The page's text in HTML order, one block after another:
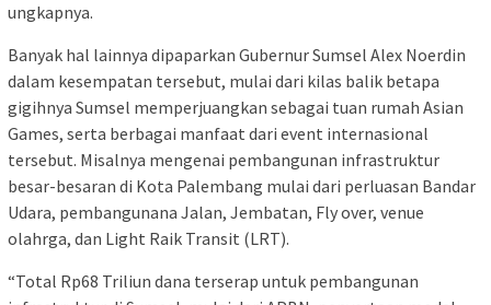
ungkapnya.
Banyak hal lainnya dipaparkan Gubernur Sumsel Alex Noerdin
dalam kesempatan tersebut, mulai dari kilas balik betapa
gigihnya Sumsel memperjuangkan sebagai tuan rumah Asian
Games, serta berbagai manfaat dari event internasional
tersebut. Misalnya mengenai pembangunan infrastruktur
besar-besaran di Kota Palembang mulai dari perluasan Bandar
Udara, pembangunana Jalan, Jembatan, Fly over, venue
olahrga, dan Light Raik Transit (LRT).
“Total Rp68 Triliun dana terserap untuk pembangunan